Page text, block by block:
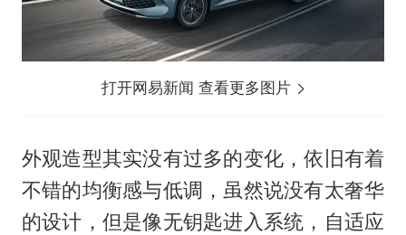
打开网易新闻 查看更多图片
外观造型其实没有过多的变化，依旧有着
不错的均衡感与低调，虽然说没有太奢华
的设计，但是像无钥匙进入系统，自适应